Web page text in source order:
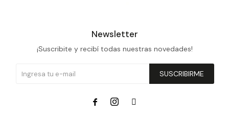
Newsletter
¡Suscribite y recibí todas nuestras novedades!
SUSCRIBIRME
  